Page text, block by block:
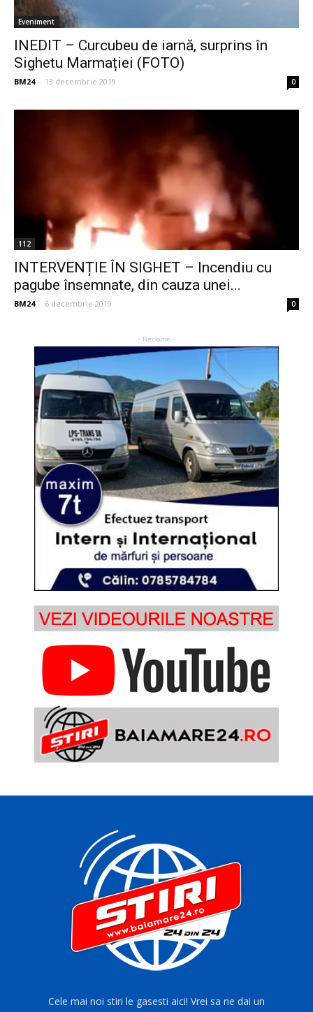
Eveniment
INEDIT – Curcubeu de iarnă, surprins în
Sighetu Marmației (FOTO)
BM24 - 13 decembrie 2019 0
112
INTERVENȚIE ÎN SIGHET – Incendiu cu
pagube însemnate, din cauza unei...
BM24 - 6 decembrie 2019 0
- Reclame -
Cele mai noi stiri le gasesti aici! Vrei sa ne dai un